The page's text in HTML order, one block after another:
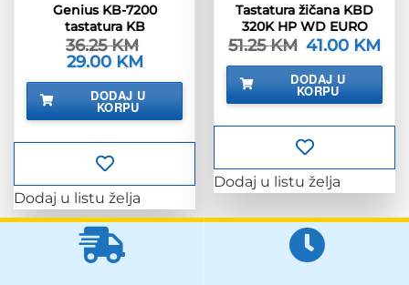
Genius KB-7200
tastatura KB
36.25KM
Izvorna
cijena
bila
36.25 KM.
29.00 KM
je:
29.00 KM.
DODAJ U
KORPU
Dodaj u listu želja
Tastatura žičana KBD
320K HP WD EURO
51.25KM Izvorna
cijena
bila
je:
51.25 KM.
41.00 KM
je:
DODAJ U
KORPU
Dodaj u listu želja